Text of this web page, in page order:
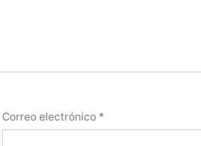
Correo electrónico *